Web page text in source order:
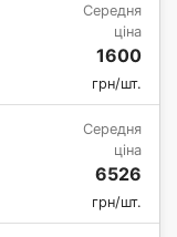
Середня
ціна
1600
грн/шт.
Середня
ціна
6526
грн/шт.